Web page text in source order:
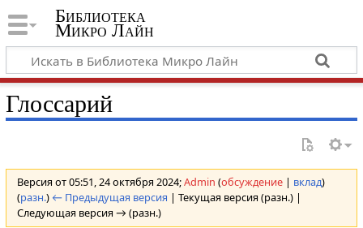
Библиотека
Микро Лайн
Глоссарий
Версия от 05:51, 24 октября 2024;Admin (обсуждение| вклад)
(разн.) ← Предыдущая версия | Текущая версия (разн.) |
Следующая версия → (разн.)